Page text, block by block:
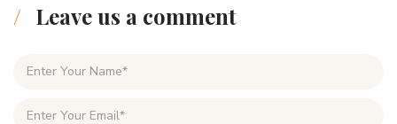
Leave us a comment